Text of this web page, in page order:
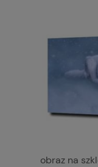
obraz na